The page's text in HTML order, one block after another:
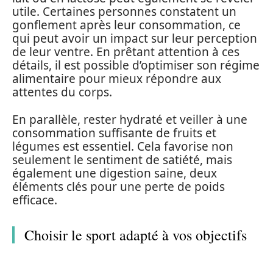
utile. Certaines personnes constatent un
gonflement après leur consommation, ce
qui peut avoir un impact sur leur perception
de leur ventre. En prêtant attention à ces
détails, il est possible d’optimiser son régime
alimentaire pour mieux répondre aux
attentes du corps.
En parallèle, rester hydraté et veiller à une
consommation suffisante de fruits et
légumes est essentiel. Cela favorise non
seulement le sentiment de satiété, mais
également une digestion saine, deux
éléments clés pour une perte de poids
efficace.
Choisir le sport adapté à vos objectifs